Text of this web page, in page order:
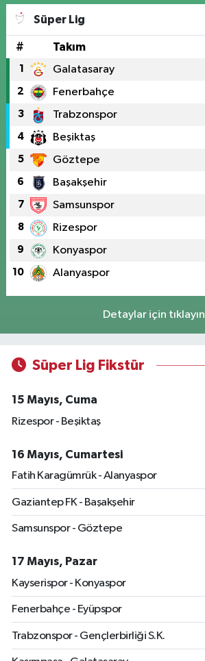
Süper Lig
# Takım
1 Galatasaray
2 Fenerbahçe
3 Trabzonspor
4 Beşiktaş
5 Göztepe
6 Başakşehir
7 Samsunspor
8 Rizespor
9 Konyaspor
10 Alanyaspor
Detaylar için tıklayın
Süper Lig Fikstür
15 Mayıs, Cuma
Rizespor - Beşiktaş
16 Mayıs, Cumartesi
Fatih Karagümrük - Alanyaspor
Gaziantep FK - Başakşehir
Samsunspor - Göztepe
17 Mayıs, Pazar
Kayserispor - Konyaspor
Fenerbahçe - Eyüpspor
Trabzonspor - Gençlerbirliği S.K.